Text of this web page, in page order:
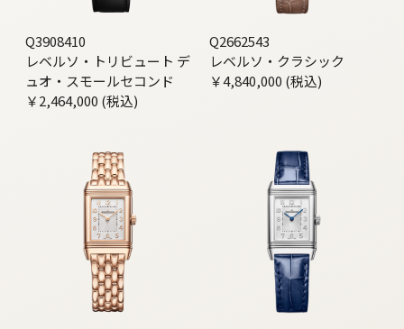
Q3908410
レベルソ・トリビュート デ
ュオ・スモールセコンド
￥2,464,000 (税込)
Q2662543
レベルソ・クラシック
￥4,840,000 (税込)